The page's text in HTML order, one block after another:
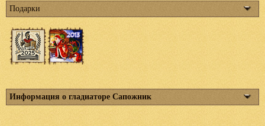
Подарки
Информация о гладиаторе Сапожник